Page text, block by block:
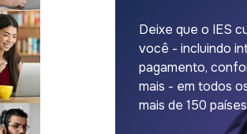
Deixe que o IES
você - incluindo
pagamento,
mais - em todos
mais de 150